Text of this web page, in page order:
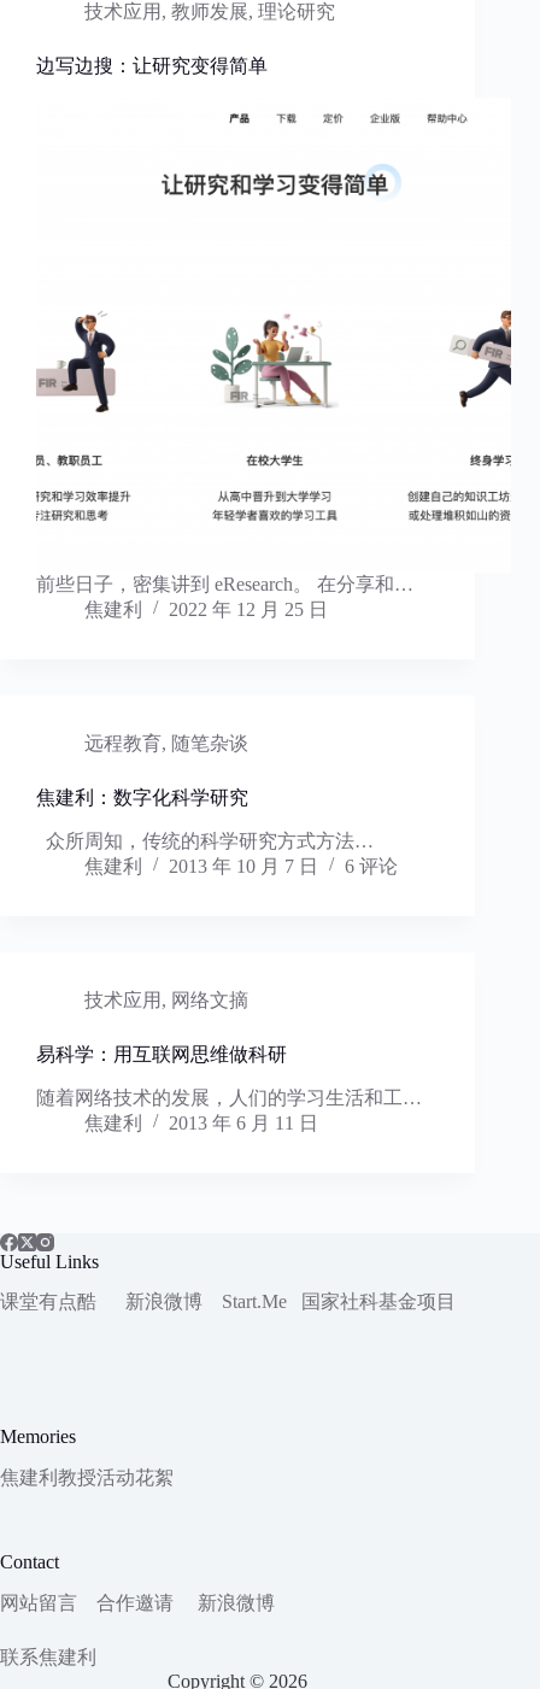
技术应用 , 教师发展, 理论研究
边写边搜：让研究变得简单
前些日子，密集讲到 eResearch。 在分享和…
焦建利
2022 年 12 月 25 日
远程教育, 随笔杂谈
焦建利：数字化科学研究
众所周知，传统的科学研究方式方法…
焦建利
2013 年 10 月 7 日 6 评论
技术应用 , 网络文摘
易科学：用互联网思维做科研
随着网络技术的发展，人们的学习生活和工…
焦建利
2013 年 6 月 11 日
Useful Links
课堂有点酷
新浪微博 Start.Me 国家社科基金项目
Memories
焦建利教授活动花絮
Contact
网站留言
合作邀请 新浪微博
联系焦建利
Copyright © 2026